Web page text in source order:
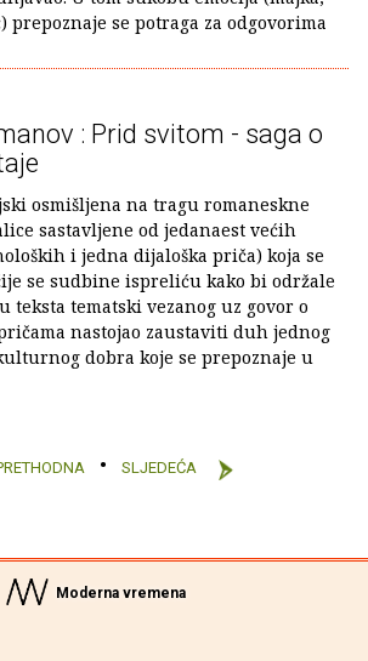
prepoznaje se potraga za odgovorima
: Prid svitom - saga o
osmišljena na tragu romaneskne
sastavljene od jedanaest većih
i jedna dijaloška priča) koja se
se sudbine ispreliću kako bi održale
tematski vezanog uz govor o
nastojao zaustaviti duh jednog
dobra koje se prepoznaje u
SLJEDEĆA
Moderna vremena